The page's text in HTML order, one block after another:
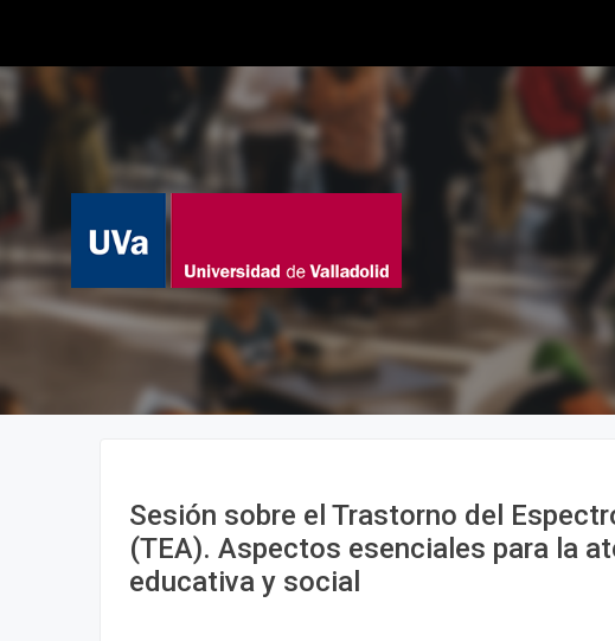
Sesión sobre el Trastorno del
(TEA). Aspectos esenciales para la
educativa y social